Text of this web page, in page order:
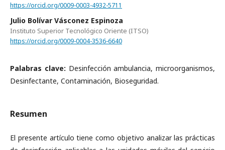
https://orcid.org/0009-0003-4932-5711
Julio Bolívar Vásconez Espinoza
Instituto Superior Tecnológico Oriente (ITSO)
https://orcid.org/0009-0004-3536-6640
Palabras clave: Desinfección ambulancia, microorganismos,
Desinfectante, Contaminación, Bioseguridad.
Resumen
El presente artículo tiene como objetivo analizar las prácticas